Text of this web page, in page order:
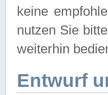
keine
nutzen Sie
weiterhin
Entwurf